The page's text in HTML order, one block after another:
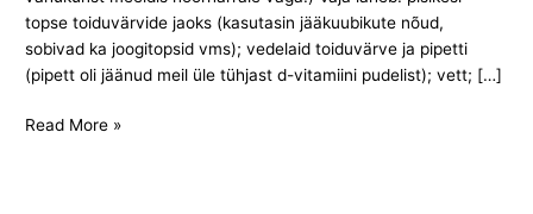
topse toiduvärvide jaoks (kasutasin jääkuubikute nõud,
sobivad ka joogitopsid vms); vedelaid toiduvärve ja pipetti
(pipett oli jäänud meil üle tühjast d-vitamiini pudelist); vett; […]
Read More »